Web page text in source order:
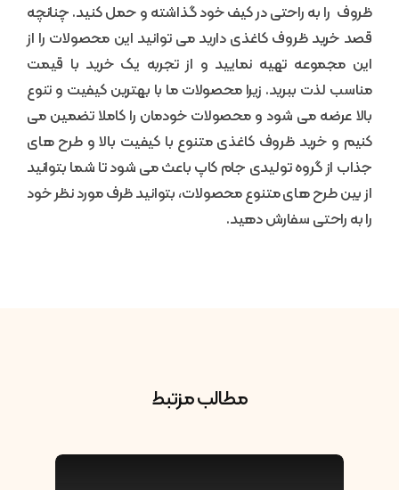
ظروف را به راحتی در کیف خود گذاشته و حمل کنید. چنانچه
قصد خرید ظروف کاغذی دارید می توانید این محصولات را از
این مجموعه تهیه نمایید و از تجربه یک خرید با قیمت
مناسب لذت ببرید. زیرا محصولات ما با بهترین کیفیت و تنوع
بالا عرضه می شود و محصولات خودمان را کاملا تضمین می
کنیم و خرید ظروف کاغذی متنوع با کیفیت بالا و طرح های
جذاب از گروه تولیدی جام کاپ باعث می شود تا شما بتوانید
از بین طرح های متنوع محصولات، بتوانید ظرف مورد نظر خود
را به راحتی سفارش دهید.
مطالب مزتبط